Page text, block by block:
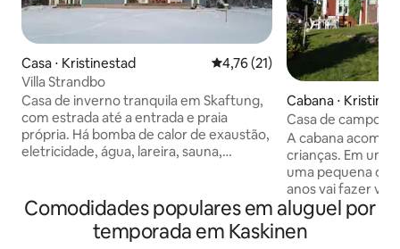
Casa ⋅ Kristinestad 4,76 de uma avaliação média
4,76 (21)
Villa Strandbo
Casa de inverno tranquila em Skaftung,
com estrada até a entrada e praia
própria. Há bomba de calor de exaustão,
eletricidade, água, lareira, sauna,
sofá-cama dobrável. Geladeira e
freezer, forno, micro-ondas, cafeteira e
chaleira, copos, pratos, cobertas e
Cabana ⋅
Casa de campo
cidade
A cabana
crianças. Em um quintal idílico e bonito,
uma pequena
anos vai fazer
antigo moinho de
visível do pátio e
outros tempos. O
Comodidades populares em aluguel por
temporada em Kaskinen